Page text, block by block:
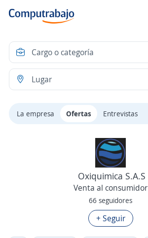
La empresa Ofertas Entrevistas
Oxiquimica S.A.S
Venta al consumidor
66 seguidores
+ Seguir